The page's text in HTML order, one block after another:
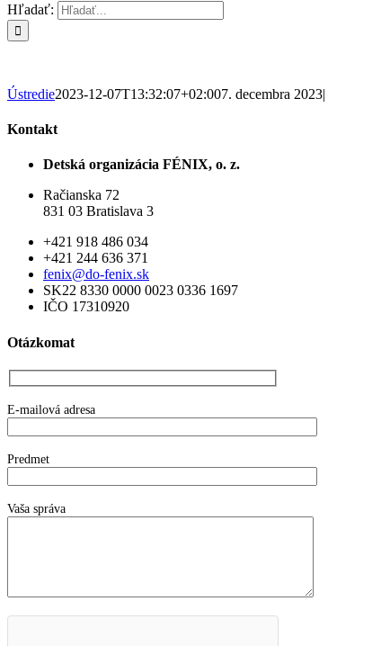
Hľadať:
Ústredie2023-12-07T13:32:07+02:007. decembra 2023|
Kontakt
Detská organizácia FÉNIX, o. z.
Račianska 72
831 03 Bratislava 3
+421 918 486 034
+421 244 636 371
fenix@do-fenix.sk
SK22 8330 0000 0023 0336 1697
IČO 17310920
Otázkomat
E-mailová adresa
Predmet
Vaša správa